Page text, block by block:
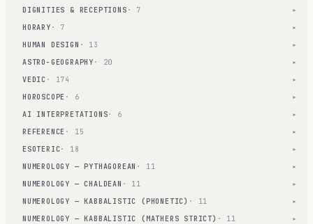
DIGNITIES & RECEPTIONS · 7 ▾
HORARY · 7 ▾
HUMAN DESIGN · 13 ▾
ASTRO-GEOGRAPHY · 20 ▾
VEDIC · 174 ▾
HOROSCOPE · 6 ▾
AI INTERPRETATIONS· 6 ▾
REFERENCE · 15 ▾
ESOTERIC· 18 ▾
NUMEROLOGY — PYTHAGOREAN · 11 ▾
NUMEROLOGY — CHALDEAN · 11 ▾
NUMEROLOGY — KABBALISTIC (PHONETIC) · 11 ▾
NUMEROLOGY — KABBALISTIC (MATHERS STRICT) · 11 ▾